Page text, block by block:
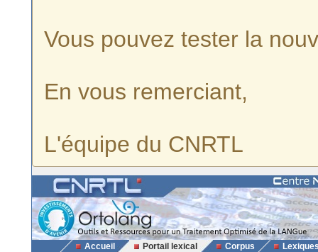
Vous pouvez tester la
En vous remerciant,
L'équipe du CNRTL
Accueil Portail lexical Corpus